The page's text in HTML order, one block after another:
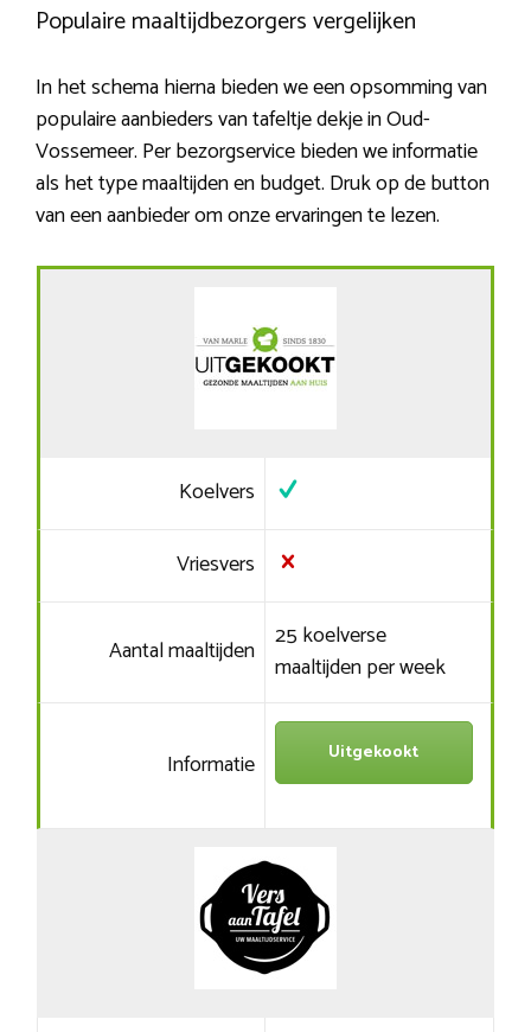
Populaire maaltijdbezorgers vergelijken
In het schema hierna bieden we een opsomming van
populaire aanbieders van tafeltje dekje in Oud-
Vossemeer. Per bezorgservice bieden we informatie
als het type maaltijden en budget. Druk op de button
van een aanbieder om onze ervaringen te lezen.
Koelvers
Vriesvers
Aantal maaltijden 25 koelverse
maaltijden per week
Informatie Uitgekookt